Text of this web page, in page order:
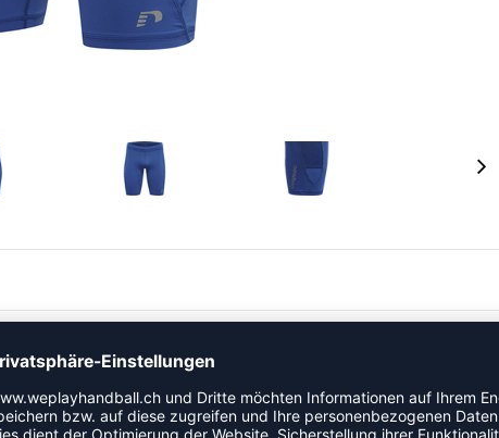
Artikel der Kategorie Laufhose an den Start. Ein
der Beinfreiheit und Sitzkomfort verbindet. Das Modell ist